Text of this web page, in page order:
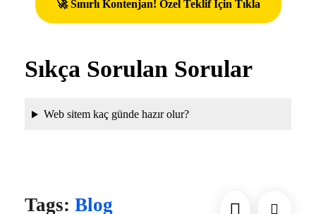
🚀 Sınırlı Kontenjan! Özel Teklif İçin Tıkla
Sıkça Sorulan Sorular
Web sitem kaç günde hazır olur?
Tags: Blog